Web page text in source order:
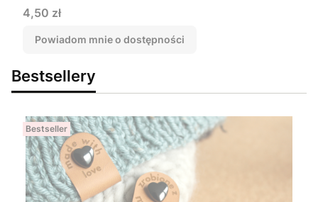
Cena
4,50 zł
Powiadom mnie o dostępności
Bestsellery
Bestseller